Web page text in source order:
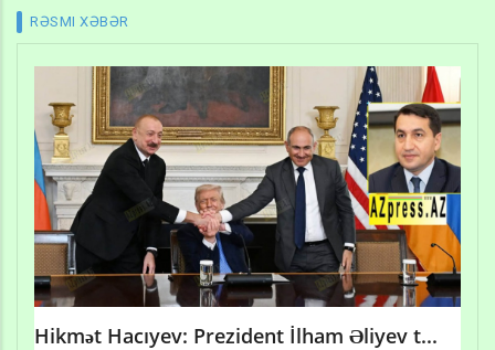
RƏSMI XƏBƏR
Hikmət Hacıyev: Prezident İlham Əliyev t...